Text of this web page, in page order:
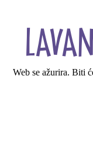
Web se ažurira. Biti